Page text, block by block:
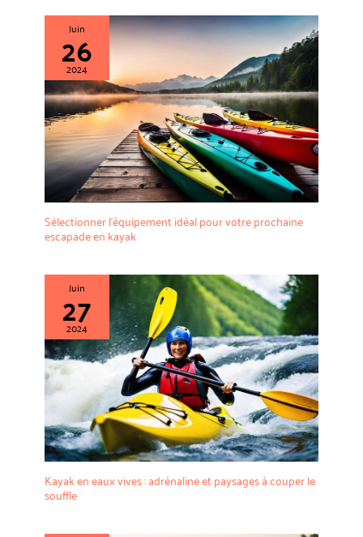
Juin
26
2024
Sélectionner l’équipement idéal pour votre prochaine
escapade en kayak
Juin
27
2024
Kayak en eaux vives : adrénaline et paysages à couper le
souffle